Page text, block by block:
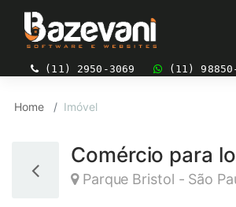
(11) 2950-3069 (11)
Home Imóvel
Comércio para
Parque Bristol - São